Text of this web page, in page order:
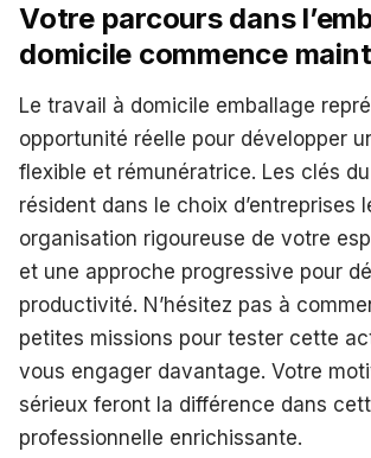
Votre parcours dans
domicile commence
Le travail à domicile emballage
opportunité réelle pour développer
flexible et rémunératrice. Les clés
résident dans le choix d’entreprises
organisation rigoureuse de votre
et une approche progressive pour
productivité. N’hésitez pas à
petites missions pour tester cette
vous engager davantage. Votre
sérieux feront la différence dans
professionnelle enrichissante.